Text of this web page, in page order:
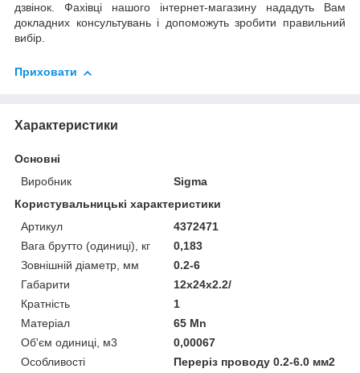
дзвінок. Фахівці нашого інтернет-магазину нададуть Вам
докладних консультувань і допоможуть зробити правильний
вибір.
Приховати
Характеристики
Основні
Виробник
Sigma
Користувальницькі характеристики
Артикул
4372471
Вага брутто (одиниці), кг
0,183
Зовнішній діаметр, мм
0.2-6
Габарити
12x24x2.2/
Кратність
1
Матеріал
65 Mn
Об'єм одиниці, м3
0,00067
Особливості
Переріз проводу 0.2-6.0 мм2